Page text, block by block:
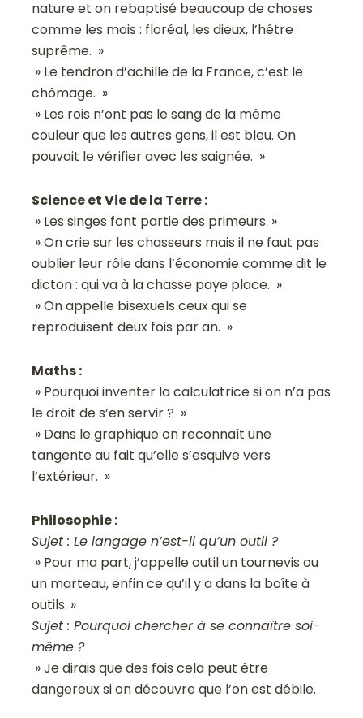
nature et on rebaptisé beaucoup de choses
comme les mois : floréal, les dieux, l’hêtre
suprême. »
» Le tendron d’achille de la France, c’est le
chômage. »
» Les rois n’ont pas le sang de la même
couleur que les autres gens, il est bleu. On
pouvait le vérifier avec les saignée. »
Science et Vie de la Terre :
» Les singes font partie des primeurs. »
» On crie sur les chasseurs mais il ne faut pas
oublier leur rôle dans l’économie comme dit le
dicton : qui va à la chasse paye place. »
» On appelle bisexuels ceux qui se
reproduisent deux fois par an. »
Maths :
» Pourquoi inventer la calculatrice si on n’a pas
le droit de s’en servir ? »
» Dans le graphique on reconnaît une
tangente au fait qu’elle s’esquive vers
l’extérieur. »
Philosophie :
Sujet : Le langage n’est-il qu’un outil ?
» Pour ma part, j’appelle outil un tournevis ou
un marteau, enfin ce qu’il y a dans la boîte à
outils. »
Sujet : Pourquoi chercher à se connaître soi-
même ?
» Je dirais que des fois cela peut être
dangereux si on découvre que l’on est débile.